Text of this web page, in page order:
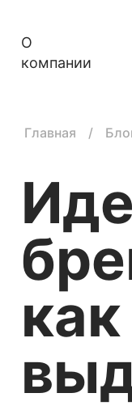
О
компании
Главная